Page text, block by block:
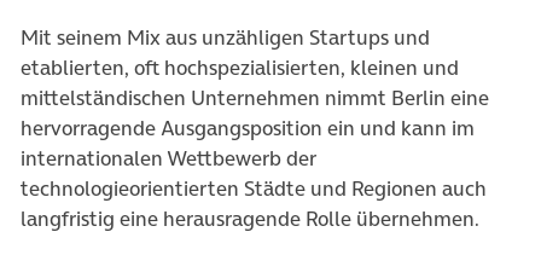
Mit seinem Mix aus unzähligen Startups und
etablierten, oft hochspezialisierten, kleinen und
mittelständischen Unternehmen nimmt Berlin eine
hervorragende Ausgangsposition ein und kann im
internationalen Wettbewerb der
technologieorientierten Städte und Regionen auch
langfristig eine herausragende Rolle übernehmen.